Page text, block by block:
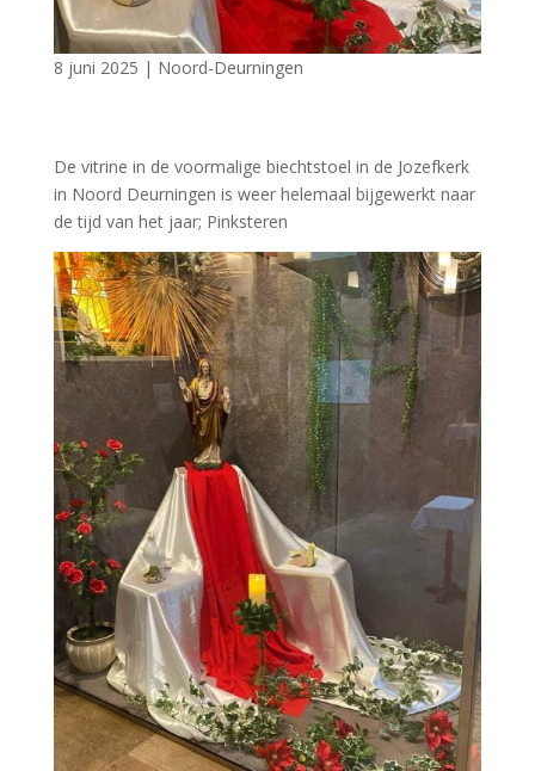
8 juni 2025 | Noord-Deurningen
De vitrine in de voormalige biechtstoel in de Jozefkerk
in Noord Deurningen is weer helemaal bijgewerkt naar
de tijd van het jaar; Pinksteren